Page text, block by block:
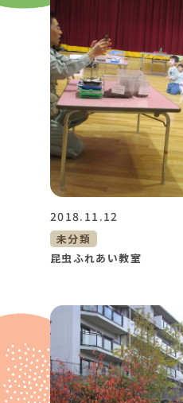
2018.11.12
未分類
昆虫ふれあい教室